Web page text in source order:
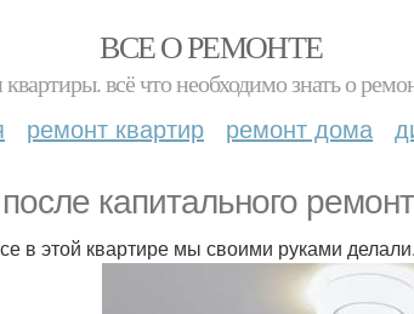
ВСЕ О РЕМОНТЕ
всё что необходимо знать о
ремонт квартир ремонт дома
капитального
в этой квартире мы своими руками